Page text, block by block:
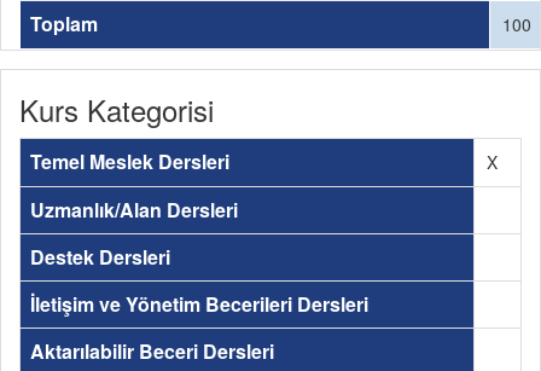
Toplam 100
Kurs Kategorisi
Temel Meslek Dersleri X
Uzmanlık/Alan Dersleri
Destek Dersleri
İletişim ve Yönetim Becerileri Dersleri
Aktarılabilir Beceri Dersleri